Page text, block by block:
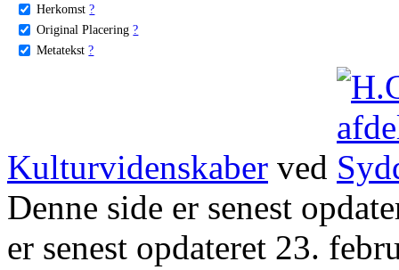
Herkomst ?
Original Placering ?
Metatekst ?
Kulturvidenskaber ved
Denne side er senest
er senest opdateret 23.